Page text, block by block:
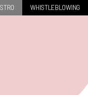
WHISTLEBLOWING